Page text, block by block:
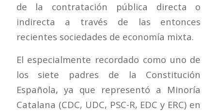
de la contratación pública directa o
indirecta a través de las entonces
recientes sociedades de economía mixta.
El especialmente recordado como uno de
los siete padres de la Constitución
Española, ya que representó a Minoría
Catalana (CDC, UDC, PSC-R, EDC y ERC) en